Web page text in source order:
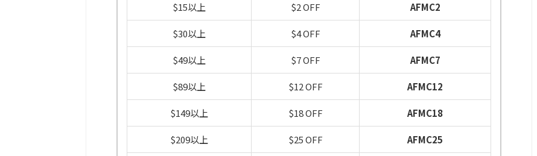
$15以上 $2 OFF AFMC2
$30以上 $4 OFF AFMC4
$49以上 $7 OFF AFMC7
$89以上 $12 OFF AFMC12
$149以上 $18 OFF AFMC18
$209以上 $25 OFF AFMC25